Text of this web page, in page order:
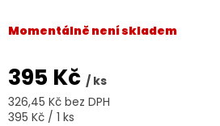
Momentálně není skladem
395 Kč / ks
326,45 Kč bez DPH
Měrná
395 Kč / 1 ks